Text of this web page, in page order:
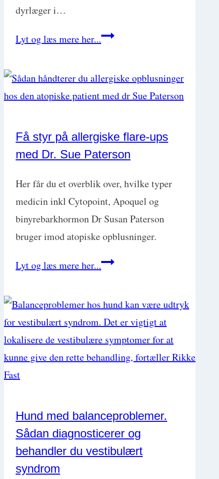
dyrlæger i…
Lyt og læs mere her...Fra
kunder
med
Brandon
Breshears
Få styr på allergiske flare-ups
med Dr. Sue Paterson
Her får du et overblik over, hvilke typer
medicin inkl Cytopoint, Apoquel og
binyrebarkhormon Dr Susan Paterson
bruger imod atopiske opblusninger.
Lyt og læs mere her...Få
på
allergiske
ups
Paterson
Hund med balanceproblemer.
Sådan diagnosticerer og
behandler du vestibulært
syndrom